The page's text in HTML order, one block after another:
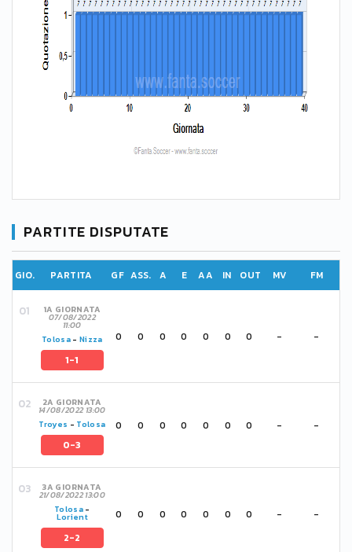
PARTITE DISPUTATE
GIO. PARTITA GF ASS. A E AA IN OUT MV FM
1A GIORNATA
07/08/2022
11:00
Tolosa -Nizza
1-1
0 0 0 0 0 0 0 - -
2A GIORNATA
14/08/2022 13:00
Troyes - Tolosa
0-3
0 0 0 0 0 0 0 - -
3A GIORNATA
21/08/2022 13:00
Tolosa -
Lorient
2-2
0 0 0 0 0 0 0 - -